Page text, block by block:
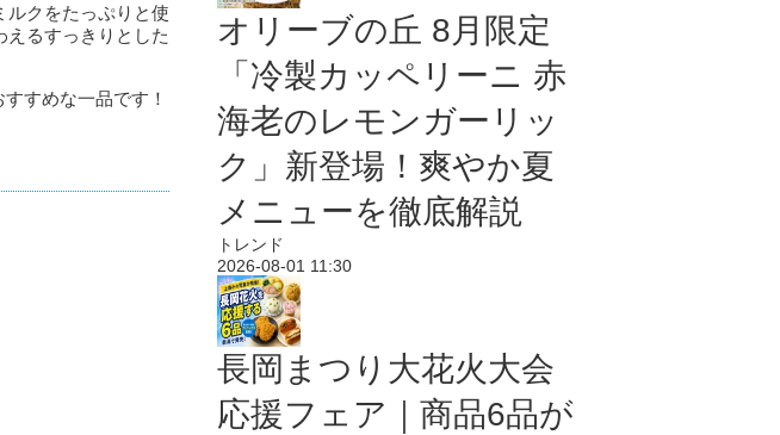
クをたっぷりと使
えるすっきりとした
すめな一品です！
オリーブの丘 8月限定
「冷製カッペリーニ 赤
海老のレモンガーリッ
ク」新登場！爽やか夏
メニューを徹底解説
トレンド
2026-08-01 11:30
長岡まつり大花火大会
応援フェア｜商品6品が